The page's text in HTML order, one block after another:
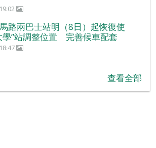
路兩巴士站明（8日）起恢復使
”站調整位置 完善候車配套
查看全部